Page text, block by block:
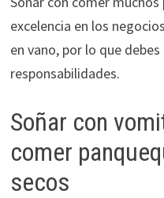
excelencia en los
en vano, por lo que
responsabilidades.
Soñar con
comer
secos